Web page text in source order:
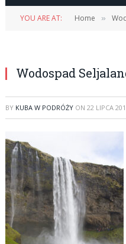
YOU ARE AT: Home »
Wodospad
BY KUBA W PODRÓŻY ON 22 LIPCA